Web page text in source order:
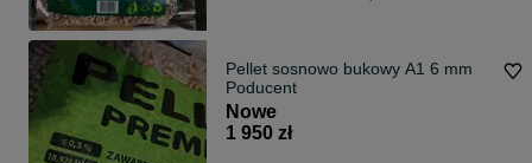
Pellet sosnowo bukowy A1 6 mm
Poducent
Nowe
1 950 zł